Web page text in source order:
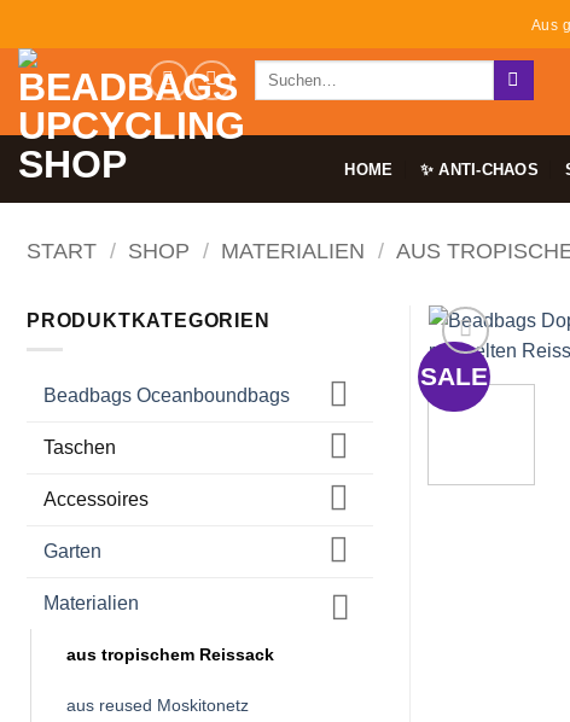
Inhalt
springen
Aus
Suchen
HOME ✨ ANTI-CHAOS
START / SHOP / MATERIALIEN / AUS
SALE
PRODUKTKATEGORIEN
Beadbags Oceanboundbags
Taschen
Accessoires
Garten
Materialien
aus tropischem Reissack
aus reused Moskitonetz